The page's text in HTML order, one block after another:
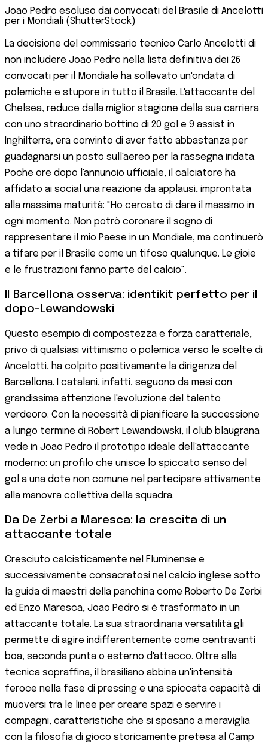
Joao Pedro escluso dai convocati del Brasile di Ancelotti
per i Mondiali (ShutterStock)
La decisione del commissario tecnico Carlo Ancelotti di
non includere Joao Pedro nella lista definitiva dei 26
convocati per il Mondiale ha sollevato un'ondata di
polemiche e stupore in tutto il Brasile. L'attaccante del
Chelsea, reduce dalla miglior stagione della sua carriera
con uno straordinario bottino di 20 gol e 9 assist in
Inghilterra, era convinto di aver fatto abbastanza per
guadagnarsi un posto sull'aereo per la rassegna iridata.
Poche ore dopo l'annuncio ufficiale, il calciatore ha
affidato ai social una reazione da applausi, improntata
alla massima maturità: "Ho cercato di dare il massimo in
ogni momento. Non potrò coronare il sogno di
rappresentare il mio Paese in un Mondiale, ma continuerò
a tifare per il Brasile come un tifoso qualunque. Le gioie
e le frustrazioni fanno parte del calcio".
Il Barcellona osserva: identikit perfetto per il
dopo-Lewandowski
Questo esempio di compostezza e forza caratteriale,
privo di qualsiasi vittimismo o polemica verso le scelte di
Ancelotti, ha colpito positivamente la dirigenza del
Barcellona. I catalani, infatti, seguono da mesi con
grandissima attenzione l'evoluzione del talento
verdeoro. Con la necessità di pianificare la successione
a lungo termine di Robert Lewandowski, il club blaugrana
vede in Joao Pedro il prototipo ideale dell'attaccante
moderno: un profilo che unisce lo spiccato senso del
gol a una dote non comune nel partecipare attivamente
alla manovra collettiva della squadra.
Da De Zerbi a Maresca: la crescita di un
attaccante totale
Cresciuto calcisticamente nel Fluminense e
successivamente consacratosi nel calcio inglese sotto
la guida di maestri della panchina come Roberto De Zerbi
ed Enzo Maresca, Joao Pedro si è trasformato in un
attaccante totale. La sua straordinaria versatilità gli
permette di agire indifferentemente come centravanti
boa, seconda punta o esterno d'attacco. Oltre alla
tecnica sopraffina, il brasiliano abbina un'intensità
feroce nella fase di pressing e una spiccata capacità di
muoversi tra le linee per creare spazi e servire i
compagni, caratteristiche che si sposano a meraviglia
con la filosofia di gioco storicamente pretesa al Camp